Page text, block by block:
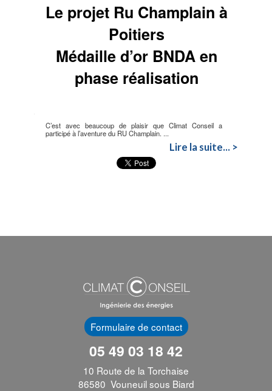
Le projet Ru Champlain à
Poitiers
Médaille d’or BNDA en
phase réalisation
C’est avec beaucoup de plaisir que Climat Conseil a
participé à l’aventure du RU Champlain. ...
Lire la suite... >
Formulaire de contact
05 49 03 18 42
10 Route de la Torchaise
86580 Vouneuil sous Biard